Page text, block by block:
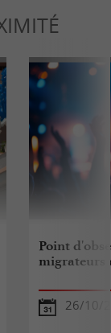
Point
migrateurs
26/10/